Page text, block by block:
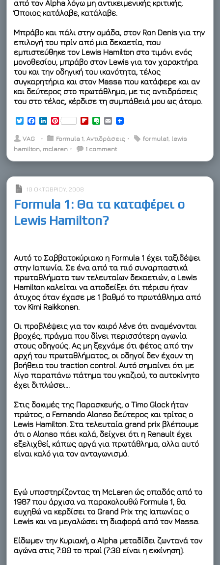
από τον Alpha λόγω μη αντικειμενικής κριτικής.
Όποιος κατάλαβε, κατάλαβε.
Μπράβο και πάλι στην ομάδα, στον Ron Denis για την
επιλογή του πρίν από μια δεκαετία, που
εμπιστεύθηκε τον Lewis Hamilton στο τιμόνι ενός
μονοθεσίου, μπράβο στον Lewis για τον χαρακτήρα
του και την οδηγική του ικανότητα, τέλος
συγκαρητήρια και στον Massa που κατάφερε και αν
και δεύτερος στο πρωτάθλημα, με τις αντιδράσεις
του στο τέλος, κέρδισε τη συμπάθειά μου ως άτομο.
T
i
t
e
F
b
o
k
L
n
e
d
n
P
n
e
r
s
F
i
b
o
r
e
r
n
o
e
E
a
l
VAG ⋅ Formula 1,Αντιδράσεις ⋅ formula1, lewis
hamilton, mclaren ⋅ 1 comment
10 ΟΚΤΩΒΡΊΟΥ, 2008
Formula 1: Θα τα καταφέρει ο
Lewis Hamilton?
Αυτό το Σαββατοκύριακο η Formula 1 έχει ταξιδέψει
στην Ιαπωνία. Σε ένα από τα πιό συναρπαστικά
πρωταθλήματα των τελευταίων δεκαετιών, ο Lewis
Hamilton καλείται να αποδείξει ότι πέρισυ ήταν
άτυχος όταν έχασε με 1 βαθμό το πρωτάθλημα από
τον Kimi Raikkonen.
Οι προβλέψεις για τον καιρό λένε ότι αναμένονται
βροχές, πράγμα που δίνει περισσότερη αγωνία
στους οδηγούς. Ας μη ξεχνάμε ότι φέτος από την
αρχή του πρωταθλήματος, οι οδηγοί δεν έχουν τη
βοήθεια του traction control. Αυτό σημαίνει ότι με
λίγο παραπάνω πάτημα του γκαζιού, το αυτοκίνητο
έχει διπλώσει…
Στις δοκιμές της Παρασκευής, ο Timo Glock ήταν
πρώτος, ο Fernando Alonso δεύτερος και τρίτος ο
Lewis Hamilton. Στα τελευταία grand prix βλέπουμε
ότι ο Alonso πάει καλά, δείχνει ότι η Renault έχει
εξελιχθεί, κάπως αργά για πρωτάθλημα, αλλα αυτό
είναι καλό για τον ανταγωνισμό.
Εγώ υποστηρίζοντας τη McLaren ώς οπαδός από το
1987 που άρχισα να παρακολουθώ Formula 1, θα
ευχηθώ να κερδίσει το Grand Prix της Ιαπωνίας ο
Lewis και να μεγαλώσει τη διαφορά από τον Massa.
Είδωμεν την Κυριακή, ο Alpha μεταδίδει ζωντανά τον
αγώνα στις 7:00 το πρωί (7:30 είναι η εκκίνηση).